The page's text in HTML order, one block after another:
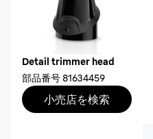
Detail trimmer head
部品番号81634459
小売店を検索